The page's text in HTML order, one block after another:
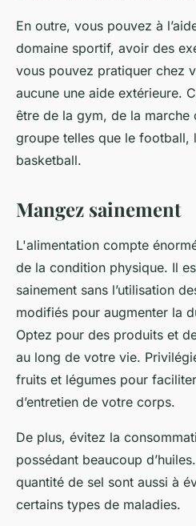
En outre, vous pouvez à
domaine sportif, avoir des
vous pouvez pratiquer chez
aucune une aide extérieure.
être de la gym, de la marche
groupe telles que le football,
basketball.
Mangez sainement
L'alimentation compte
de la condition physique. Il
sainement sans l’utilisation
modifiés pour augmenter la
Optez pour des produits et
au long de votre vie.
fruits et légumes pour
d’entretien de votre corps.
De plus, évitez la
possédant beaucoup
quantité de sel sont aussi à
certains types de maladies.